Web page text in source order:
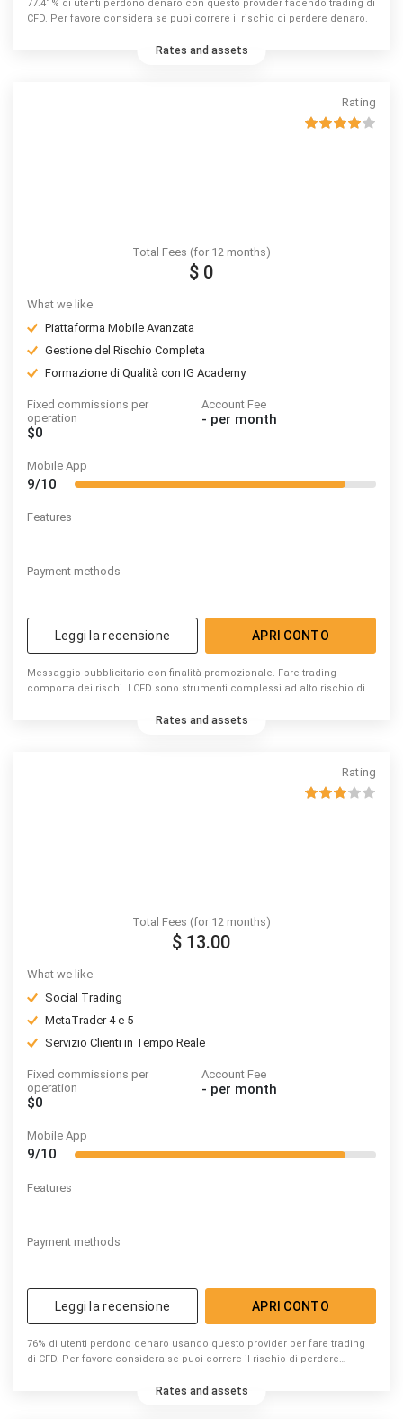
77.41% di utenti perdono denaro con questo provider facendo trading di
CFD. Per favore considera se puoi correre il rischio di perdere denaro.
Rates and assets
Rating
Total Fees (for 12 months)
$ 0
What we like
Piattaforma Mobile Avanzata
Gestione del Rischio Completa
Formazione di Qualità con IG Academy
Fixed commissions per
operation
$0
Account Fee
- per month
Mobile App
9/10
Features
Payment methods
Leggi la recensione APRI CONTO
Messaggio pubblicitario con finalità promozionale. Fare trading
comporta dei rischi. I CFD sono strumenti complessi ad alto rischio di
perdono denaro a causa delle negoziazioni in CFD con questo
Rates and assets
Rating
Total Fees (for 12 months)
$ 13.00
What we like
Social Trading
MetaTrader 4 e 5
Servizio Clienti in Tempo Reale
Fixed commissions per
operation
$0
Account Fee
- per month
Mobile App
9/10
Features
Payment methods
Leggi la recensione APRI CONTO
76% di utenti perdono denaro usando questo provider per fare trading
di CFD. Per favore considera se puoi correre il rischio di perdere
Rates and assets